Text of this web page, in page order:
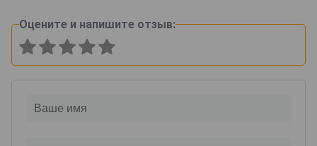
Оцените и напишите отзыв: